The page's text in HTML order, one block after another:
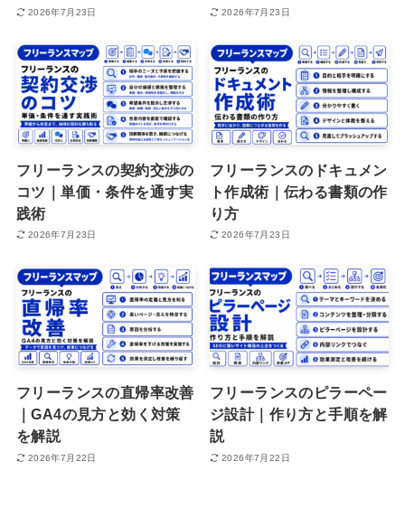
2026年7月23日 2026年7月23日
フリーランスの契約交渉の
コツ｜単価・条件を通す実
践術
2026年7月23日
フリーランスのドキュメン
ト作成術｜伝わる書類の作
り方
2026年7月23日
フリーランスの直帰率改善
｜GA4の見方と効く対策
を解説
2026年7月22日
フリーランスのピラーペー
ジ設計｜作り方と手順を解
説
2026年7月22日